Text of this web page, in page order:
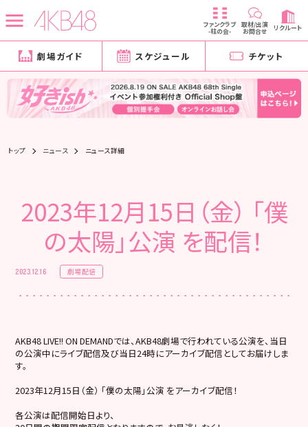
ファンクラブ
-柱の会-
取材/出演
お問合せ リクルート
劇場ガイド スケジュール チケット
トップ ニュース ニュース詳細
2023年12月15日（金） 「僕
の太陽」公演 を配信！
2023.12.16 劇場配信
AKB48 LIVE!! ON DEMANDでは、AKB48劇場で行われている公演を、当日
の公演中にライブ配信及び当日24時にアーカイブ配信としてお届けしま
す。
2023年12月15日（金） 「僕の太陽」公演 をアーカイブ配信！
各公演は配信開始日より、